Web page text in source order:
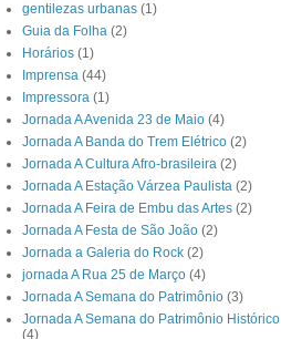
gentilezas urbanas (1)
Guia da Folha (2)
Horários (1)
Imprensa (44)
Impressora (1)
Jornada A Avenida 23 de Maio (4)
Jornada A Banda do Trem Elétrico (2)
Jornada A Cultura Afro-brasileira (2)
Jornada A Estação Várzea Paulista (2)
Jornada A Feira de Embu das Artes (2)
Jornada A Festa de São João (2)
Jornada a Galeria do Rock (2)
jornada A Rua 25 de Março (4)
Jornada A Semana do Patrimônio (3)
Jornada A Semana do Patrimônio Histórico
(4)